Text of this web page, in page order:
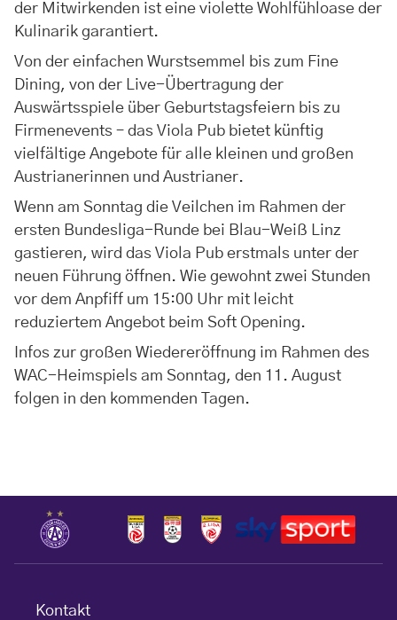
der Mitwirkenden ist eine violette Wohlfühloase der
Kulinarik garantiert.
Von der einfachen Wurstsemmel bis zum Fine
Dining, von der Live-Übertragung der
Auswärtsspiele über Geburtstagsfeiern bis zu
Firmenevents – das Viola Pub bietet künftig
vielfältige Angebote für alle kleinen und großen
Austrianerinnen und Austrianer.
Wenn am Sonntag die Veilchen im Rahmen der
ersten Bundesliga-Runde bei Blau-Weiß Linz
gastieren, wird das Viola Pub erstmals unter der
neuen Führung öffnen. Wie gewohnt zwei Stunden
vor dem Anpfiff um 15:00 Uhr mit leicht
reduziertem Angebot beim Soft Opening.
Infos zur großen Wiedereröffnung im Rahmen des
WAC-Heimspiels am Sonntag, den 11. August
folgen in den kommenden Tagen.
Kontakt